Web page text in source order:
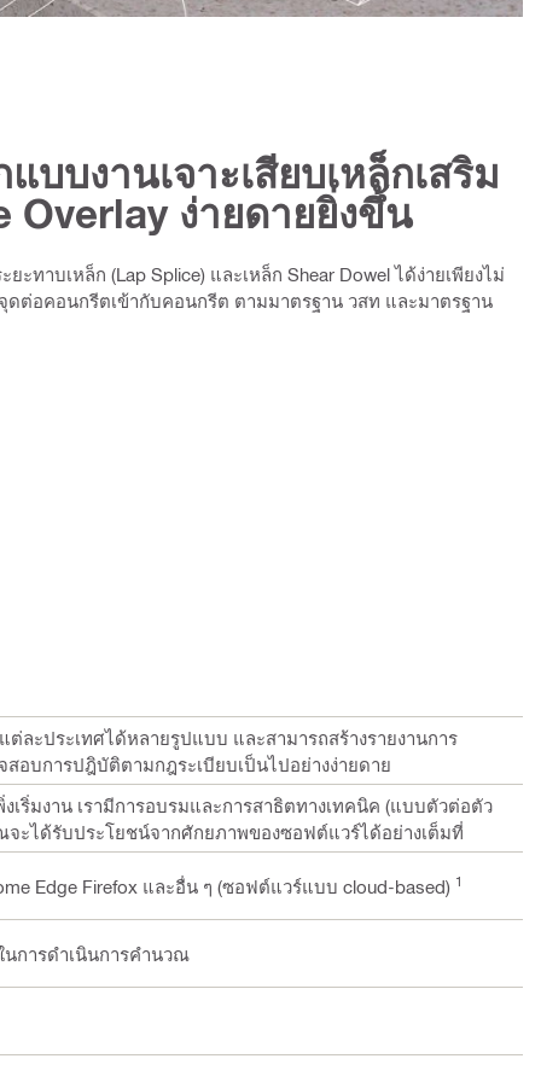
บบงานเจาะเสียบเหล็กเสริม
Overlay ง่ายดายยิ่งขึ้น
ะทาบเหล็ก (Lap Splice) และเหล็ก Shear Dowel ได้ง่ายเพียงไม่
ต่อคอนกรีตเข้ากับคอนกรีต ตามมาตรฐาน วสท และมาตรฐาน
ต่ละประเทศได้หลายรูปแบบ และสามารถสร้างรายงานการ
สอบการปฎิบัติตามกฎระเบียบเป็นไปอย่างง่ายดาย
เริ่มงาน เรามีการอบรมและการสาธิตทางเทคนิค (แบบตัวต่อตัว
ะได้รับประโยชน์จากศักยภาพของซอฟต์แวร์ได้อย่างเต็มที่
Edge Firefox และอื่น ๆ (ซอฟต์แวร์แบบ cloud-based) 1
นการดำเนินการคำนวณ